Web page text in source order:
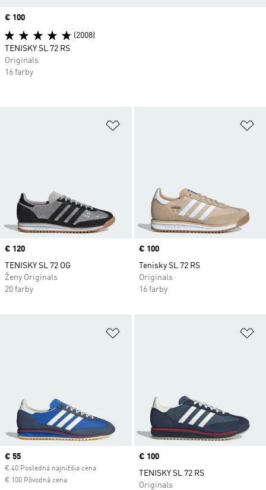
Pridať do zoznamu želaných
Price
€ 120
TENISKY SL 72 OG
Ženy Originals
20 farby
Price
€ 100
Tenisky SL 72 RS
Originals
16 farby
Pridať do zoznamu želaných
Current price
€ 55
€ 40 Posledná najnižšia cena
€ 100 Pôvodná cena
Price
€ 100
TENISKY SL 72 RS
Originals
Price
€ 100
(2008)
TENISKY SL 72 RS
Originals
16 farby